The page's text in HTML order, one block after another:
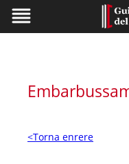
<Torna enrere